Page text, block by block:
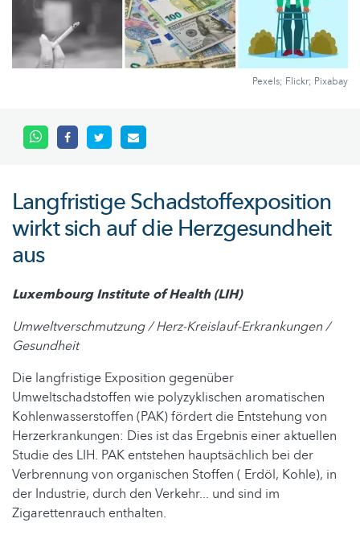
Pexels; Flickr; Pixabay
Langfristige Schadstoffexposition
wirkt sich auf die Herzgesundheit
aus
Luxembourg Institute of Health (LIH)
Umweltverschmutzung / Herz-Kreislauf-Erkrankungen /
Gesundheit
Die langfristige Exposition gegenüber
Umweltschadstoffen wie polyzyklischen aromatischen
Kohlenwasserstoffen (PAK) fördert die Entstehung von
Herzerkrankungen: Dies ist das Ergebnis einer aktuellen
Studie des LIH. PAK entstehen hauptsächlich bei der
Verbrennung von organischen Stoffen ( Erdöl, Kohle), in
der Industrie, durch den Verkehr... und sind im
Zigarettenrauch enthalten.